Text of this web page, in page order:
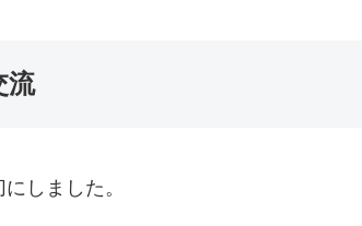
流
しました。